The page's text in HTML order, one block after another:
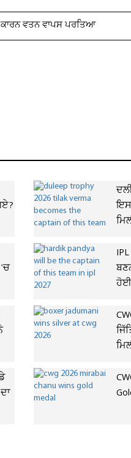
ਕਾਰਨ ਵਤਨ ਵਾਪਸ ਪਰਤਿਆ
ਇਸ